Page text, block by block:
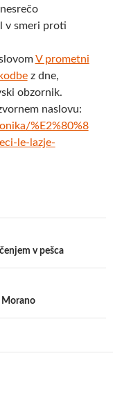
v smeri proti
​V prometni
z dne,
obzornik.
naslovu:
%E2%80%8
le-lazje-
v pešca
Morano